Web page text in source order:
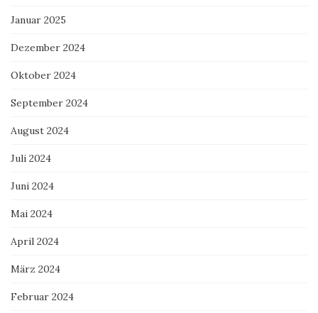
Januar 2025
Dezember 2024
Oktober 2024
September 2024
August 2024
Juli 2024
Juni 2024
Mai 2024
April 2024
März 2024
Februar 2024